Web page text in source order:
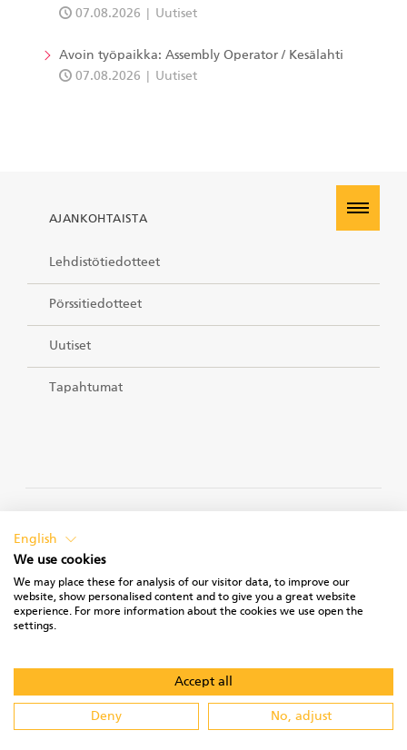
AJANKOHTAISTA
Lehdistötiedotteet
Pörssitiedotteet
Uutiset
Tapahtumat
07.08.2026
Uutiset
Avoin työpaikka: Assembly Operator / Kesälahti
07.08.2026
Uutiset
English
We use cookies
We may place these for analysis of our visitor data, to improve our
website, show personalised content and to give you a great website
experience. For more information about the cookies we use open the
settings.
Accept all
Deny No, adjust